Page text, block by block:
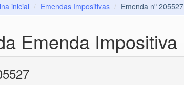
inicial Emendas Impositivas Emenda nº 205527
Emenda Impositiva